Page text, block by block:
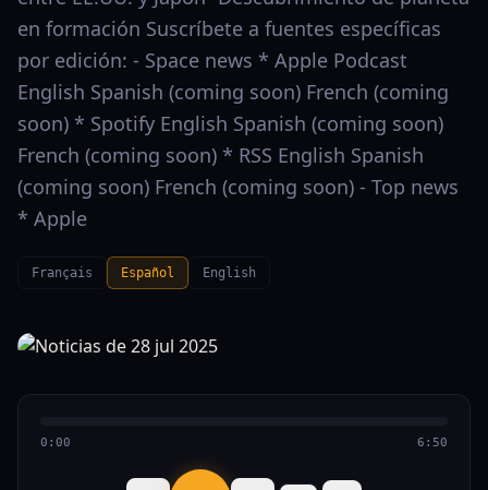
en formación Suscríbete a fuentes específicas
por edición: - Space news * Apple Podcast
English Spanish (coming soon) French (coming
soon) * Spotify English Spanish (coming soon)
French (coming soon) * RSS English Spanish
(coming soon) French (coming soon) - Top news
* Apple
Français Español English
0:00 6:50